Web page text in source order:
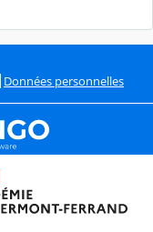
Données personnelles